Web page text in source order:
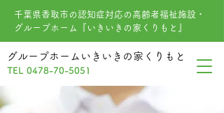
グループホームいきいきの家くりもと
TEL 0478-70-5051
千葉県香取市の認知症対応の高齢者福祉施設・
グループホーム『いきいきの家くりもと』